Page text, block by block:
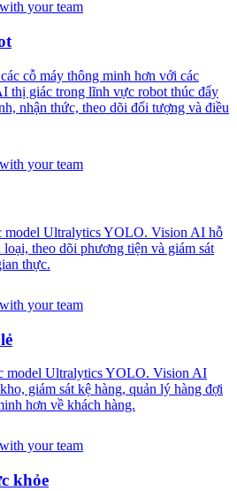
cỗ máy thông minh hơn với các
thị giác trong lĩnh vực robot thúc đẩy
nhận thức, theo dõi đối tượng và điều
model Ultralytics YOLO. Vision AI hỗ
theo dõi phương tiện và giám sát
thực.
model Ultralytics YOLO. Vision AI
giám sát kệ hàng, quản lý hàng đợi
hơn về khách hàng.
khỏe